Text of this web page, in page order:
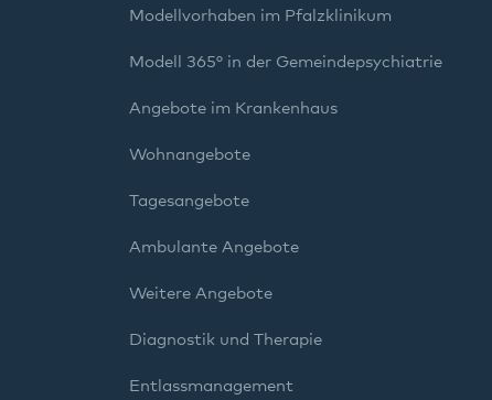
Modellvorhaben im Pfalzklinikum
Modell 365° in der Gemeindepsychiatrie
Angebote im Krankenhaus
Wohnangebote
Tagesangebote
Ambulante Angebote
Weitere Angebote
Diagnostik und Therapie
Entlassmanagement